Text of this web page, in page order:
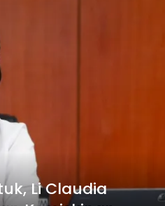
Li Claudia